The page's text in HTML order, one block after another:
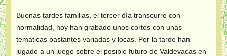
Buenas tardes familias, el tercer día transcurre con
normalidad, hoy han grabado unos cortos con unas
temáticas bastantes variadas y locas. Por la tarde han
jugado a un juego sobre el posible futuro de Valdevacas en